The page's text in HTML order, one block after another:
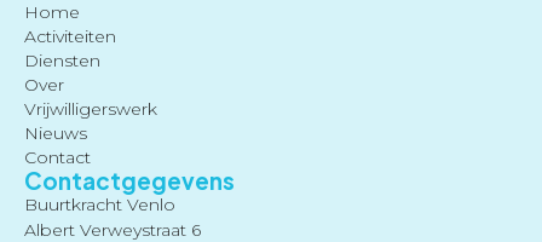
Home
Activiteiten
Diensten
Over
Vrijwilligerswerk
Nieuws
Contact
Contactgegevens
Buurtkracht Venlo
Albert Verweystraat 6